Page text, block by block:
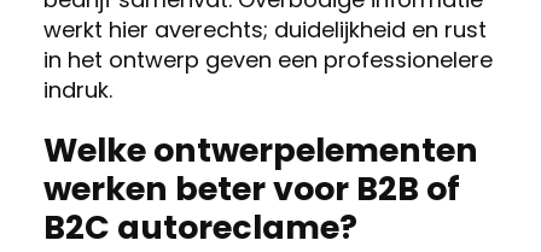
werkt hier averechts; duidelijkheid en rust
in het ontwerp geven een professionelere
indruk.
Welke ontwerpelementen
werken beter voor B2B of
B2C autoreclame?